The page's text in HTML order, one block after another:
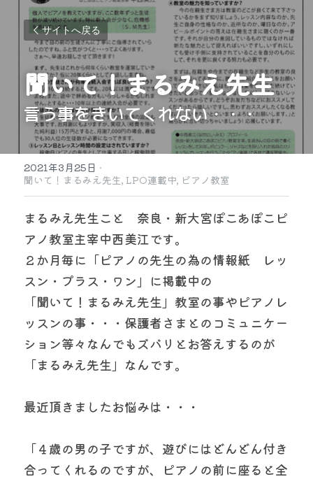
サイトへ戻る
聞いて！まるみえ先生
言う事をきいてくれない・・・
2021年3月25日 ·
聞いて！まるみえ先生, LPO連載中, ピアノ教室
まるみえ先生こと　奈良・新大宮ぽこあぽこピ
アノ教室主宰中西美江です。
２か月毎に「ピアノの先生の為の情報紙　レッ
スン・プラス・ワン」に掲載中の
「聞いて！まるみえ先生」教室の事やピアノレ
ッスンの事・・・保護者さまとのコミュニケー
ション等々なんでもズバリとお答えするのが
「まるみえ先生」なんです。
最近頂きましたお悩みは・・・
「４歳の男の子ですが、遊びにはどんどん付き
合ってくれるのですが、ピアノの前に座ると全